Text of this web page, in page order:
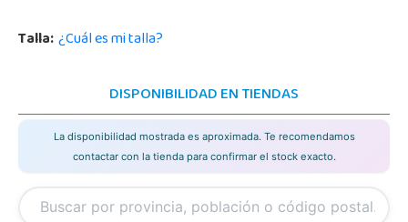
Talla:¿Cuál es mi talla?
DISPONIBILIDAD EN TIENDAS
La disponibilidad mostrada es aproximada. Te recomendamos
contactar con la tienda para confirmar el stock exacto.